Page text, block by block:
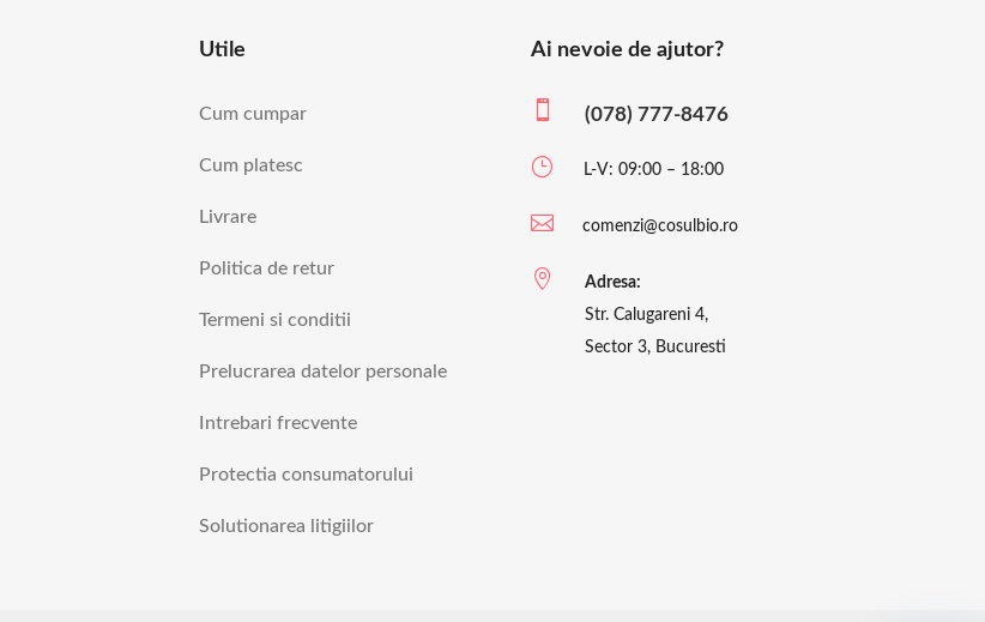
Utile
Cum cumpar
Cum platesc
Livrare
Politica de retur
Termeni si conditii
Prelucrarea datelor personale
Intrebari frecvente
Protectia consumatorului
Solutionarea litigiilor
Ai nevoie de ajutor?
 (078) 777-8476
} L-V: 09:00 – 18:00
 comenzi@cosulbio.ro

Adresa:
Str. Calugareni 4,
Sector 3, Bucuresti